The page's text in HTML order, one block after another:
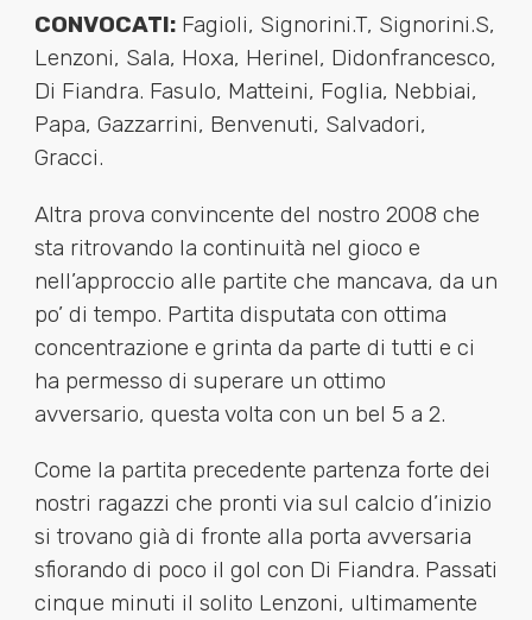
CONVOCATI:Fagioli, Signorini.T, Signorini.S,
Lenzoni, Sala, Hoxa, Herinel, Didonfrancesco,
Di Fiandra. Fasulo, Matteini, Foglia, Nebbiai,
Papa, Gazzarrini, Benvenuti, Salvadori,
Gracci.
Altra prova convincente del nostro 2008 che
sta ritrovando la continuità nel gioco e
nell’approccio alle partite che mancava, da un
po’ di tempo. Partita disputata con ottima
concentrazione e grinta da parte di tutti e ci
ha permesso di superare un ottimo
avversario, questa volta con un bel 5 a 2.
Come la partita precedente partenza forte dei
nostri ragazzi che pronti via sul calcio d’inizio
si trovano già di fronte alla porta avversaria
sfiorando di poco il gol con Di Fiandra. Passati
cinque minuti il solito Lenzoni, ultimamente